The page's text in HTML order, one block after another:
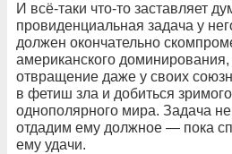
И всё-таки что-то заставляет
провиденциальная задача у
должен окончательно
американского
отвращение даже у своих
в фетиш зла и добиться
однополярного мира. Задача
отдадим ему должное — пока
ему удачи.